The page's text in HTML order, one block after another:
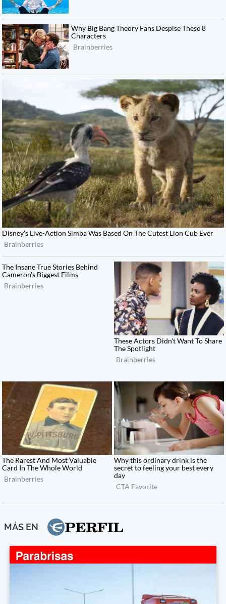
MÁS EN